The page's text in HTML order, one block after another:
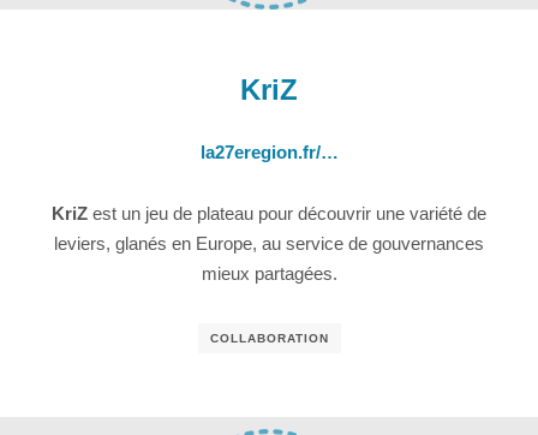
KriZ
la27eregion.fr/…
KriZ est un jeu de plateau pour découvrir une variété de
leviers, glanés en Europe, au service de gouvernances
mieux partagées.
COLLABORATION